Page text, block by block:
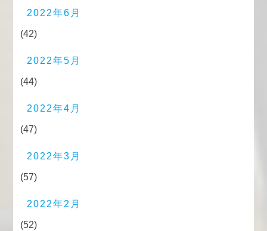
2022年6月
(42)
2022年5月
(44)
2022年4月
(47)
2022年3月
(57)
2022年2月
(52)